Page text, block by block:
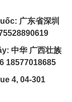
广东省深圳
中华 广西壮族
18577018685
4, 04-301